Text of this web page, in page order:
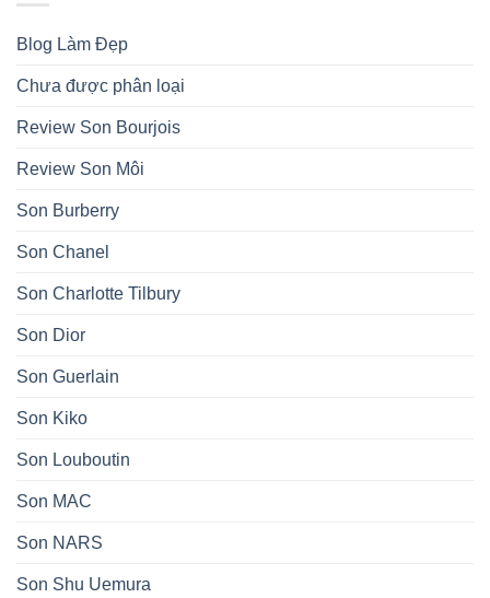
Blog Làm Đẹp
Chưa được phân loại
Review Son Bourjois
Review Son Môi
Son Burberry
Son Chanel
Son Charlotte Tilbury
Son Dior
Son Guerlain
Son Kiko
Son Louboutin
Son MAC
Son NARS
Son Shu Uemura